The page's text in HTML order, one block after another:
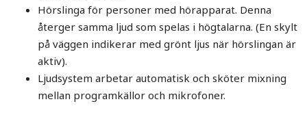
Hörslinga för personer med hörapparat. Denna
återger samma ljud som spelas i högtalarna. (En skylt
på väggen indikerar med grönt ljus när hörslingan är
aktiv).
Ljudsystem arbetar automatisk och sköter mixning
mellan programkällor och mikrofoner.